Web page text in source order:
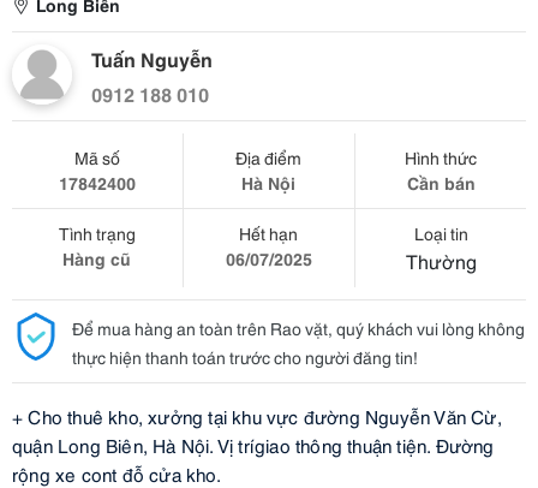
Long Biên
Tuấn Nguyễn
0912 188 010
Mã số
17842400
Địa điểm
Hà Nội
Hình thức
Cần bán
Tình trạng
Hàng cũ
Hết hạn
06/07/2025
Loại tin
Thường
Để mua hàng an toàn trên Rao vặt, quý khách vui lòng không
thực hiện thanh toán trước cho người đăng tin!
+Cho thuê kho, xưởng tại khu vực đường Nguyễn Văn Cừ,
quận Long Biên, Hà Nội. Vị trígiao thông thuận tiện. Đường
rộng xe cont đỗ cửa kho.